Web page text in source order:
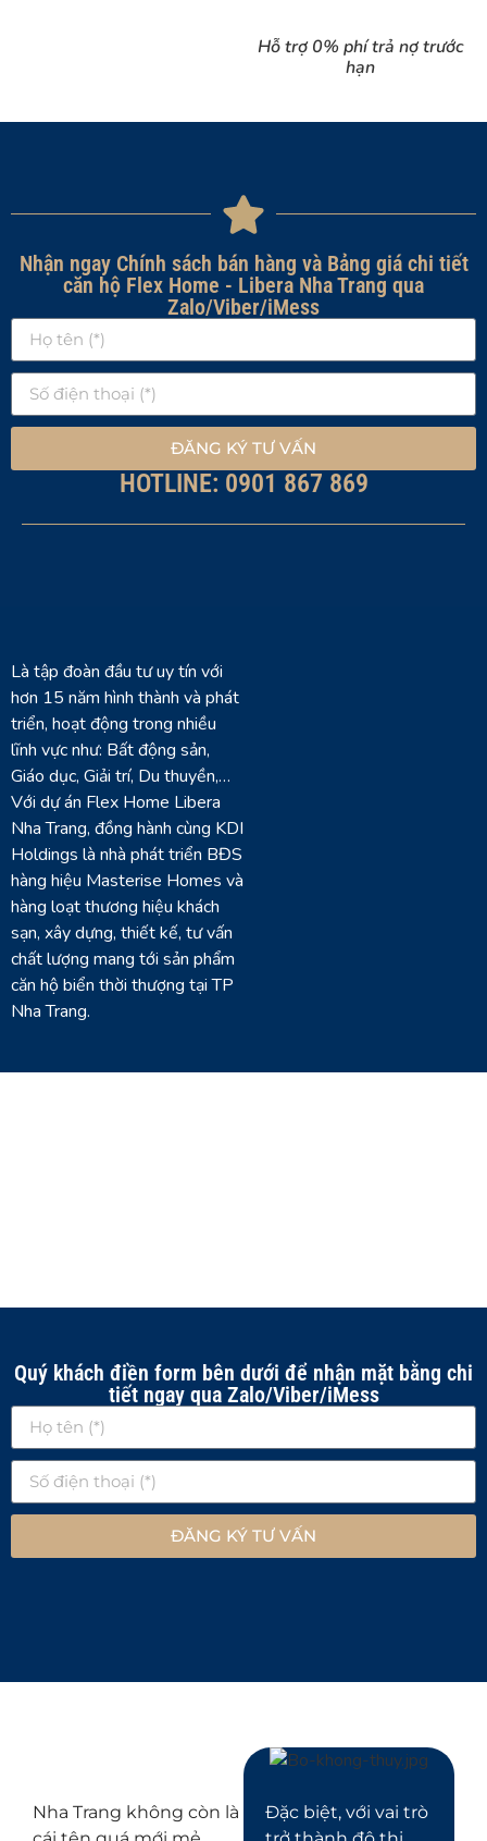
Hỗ trợ 0% phí trả nợ trước
hạn
Nhận ngay Chính sách bán hàng và Bảng giá chi tiết
căn hộ Flex Home - Libera Nha Trang qua
Zalo/Viber/iMess
ĐĂNG KÝ TƯ VẤN
HOTLINE: 0901 867 869
Là tập đoàn đầu tư uy tín với
hơn 15 năm hình thành và phát
triển, hoạt động trong nhiều
lĩnh vực như: Bất động sản,
Giáo dục, Giải trí, Du thuyền,…
Với dự án Flex Home Libera
Nha Trang, đồng hành cùng KDI
Holdings là nhà phát triển BĐS
hàng hiệu Masterise Homes và
hàng loạt thương hiệu khách
sạn, xây dựng, thiết kế, tư vấn
chất lượng mang tới sản phẩm
căn hộ biển thời thượng tại TP
Nha Trang.
Quý khách điền form bên dưới để nhận mặt bằng chi
tiết ngay qua Zalo/Viber/iMess
ĐĂNG KÝ TƯ VẤN
Nha Trang không còn là
Đặc biệt, với vai trò